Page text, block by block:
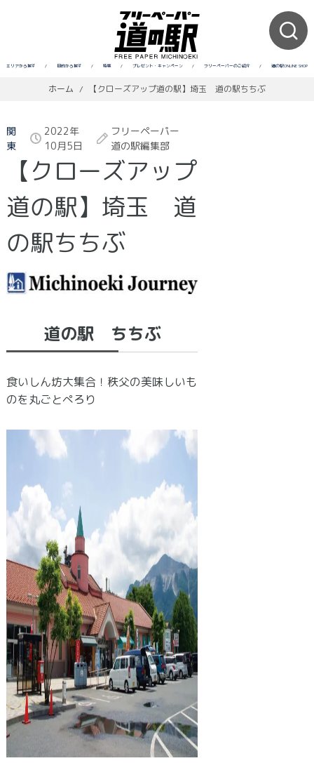
エリアから探す / 目的から探す / 特集 / プレゼント・キャンペーン / フリーペーパーのご紹介 / 道の駅ONLINE SHOP
ホーム / 【クローズアップ道の駅】埼玉 道の駅ちちぶ
関
東
2022年
10月5日
フリーペーパー
道の駅編集部
【クローズアップ
道の駅】埼玉 道
の駅ちちぶ
道の駅 ちちぶ
食いしん坊大集合！秩父の美味しいも
のを丸ごとぺろり